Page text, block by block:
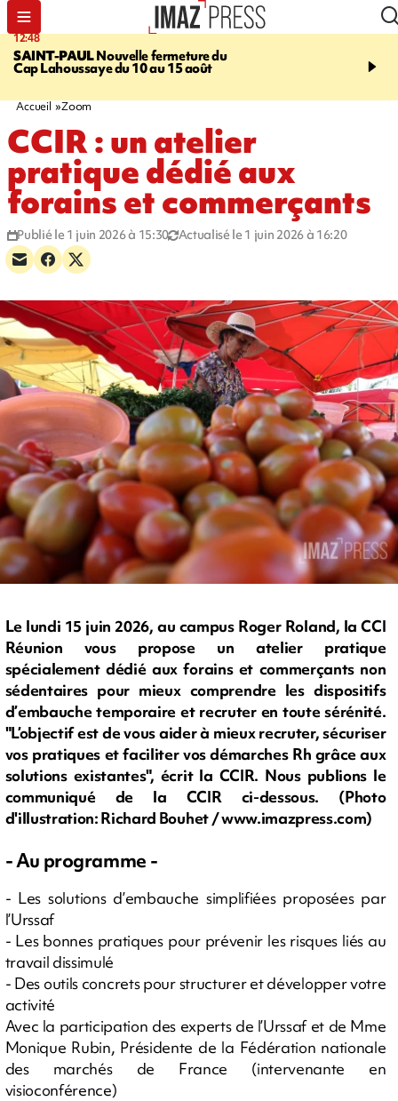
12:48
SAINT-PAULNouvelle fermeture du
Cap Lahoussaye du 10 au 15 août
14:23
massif de migrants, la
Accueil Zoom
CCIR : un atelier
pratique dédié aux
forains et commerçants
Publié le 1 juin 2026 à 15:30 Actualisé le 1 juin 2026 à 16:20
Le lundi 15 juin 2026, au campus Roger Roland, la CCI
Réunion vous propose un atelier pratique
spécialement dédié aux forains et commerçants non
sédentaires pour mieux comprendre les dispositifs
d’embauche temporaire et recruter en toute sérénité.
"L’objectif est de vous aider à mieux recruter, sécuriser
vos pratiques et faciliter vos démarches Rh grâce aux
solutions existantes", écrit la CCIR. Nous publions le
communiqué de la CCIR ci-dessous. (Photo
d'illustration: Richard Bouhet / www.imazpress.com)
- Au programme -
- Les solutions d’embauche simplifiées proposées par
l’Urssaf
- Les bonnes pratiques pour prévenir les risques liés au
travail dissimulé
- Des outils concrets pour structurer et développer votre
activité
Avec la participation des experts de l’Urssaf et de Mme
Monique Rubin, Présidente de la Fédération nationale
des marchés de France (intervenante en
visioconférence)